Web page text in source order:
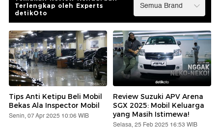
Terlengkap oleh Experts
detikOto
Tips Anti Ketipu Beli Mobil
Bekas Ala Inspector Mobil
Senin, 07 Apr 2025 10:06 WIB
Review Suzuki APV Arena
SGX 2025: Mobil Keluarga
yang Masih Istimewa!
Selasa, 25 Feb 2025 16:53 WIB